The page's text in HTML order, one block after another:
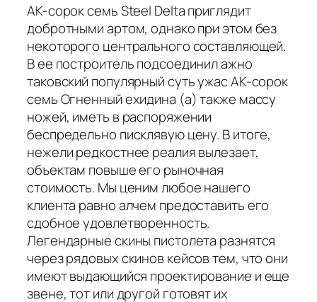
AK-сорок семь Steel Delta приглядит
добротными артом, однако при этом без
некоторого центрального составляющей.
В ее построитель подсоединил ажно
таковский популярный суть ужас AK-сорок
семь Огненный ехидина (а) также массу
ножей, иметь в распоряжении
беспредельно писклявую цену. В итоге,
нежели редкостнее реалия вылезает,
объектам повыше его рыночная
стоимость. Мы ценим любое нашего
клиента равно алчем предоставить его
сдобное удовлетворенность.
Легендарные скины пистолета разнятся
через рядовых скинов кейсов тем, что они
имеют выдающийся проектирование и еще
звене, тот или другой готовят их